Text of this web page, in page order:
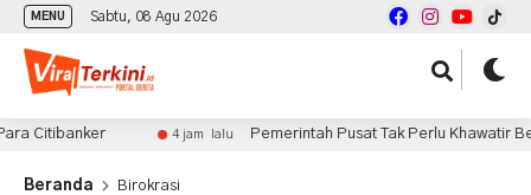
MENU Sabtu, 08 Agu 2026
Citibanker 4 jam lalu Pemerintah Pusat Tak Perlu Khawatir
Beranda Birokrasi